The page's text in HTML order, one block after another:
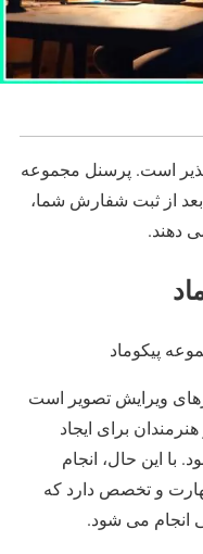
پذیر است. پرسنل مجموعه
بعد از ثبت شفارش شما،
دهند.
پیکوماد
ویرایش تصویر است
برای ایجاد
با این حال، انجام
و تخصص دارد که
انجام می شود.